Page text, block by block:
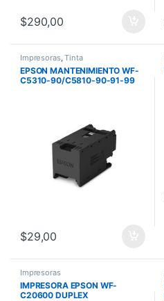
$290,00
Impresoras,Tinta
EPSON MANTENIMIENTO WF-
C5310-90/C5810-90-91-99
$29,00
Impresoras
IMPRESORA EPSON WF-
C20600 DUPLEX